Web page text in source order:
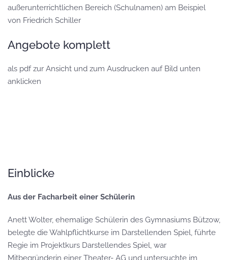
außerunterrichtlichen Bereich (Schulnamen) am Beispiel
von Friedrich Schiller
Angebote komplett
als pdf zur Ansicht und zum Ausdrucken auf Bild unten
anklicken
Einblicke
Aus der Facharbeit einer Schülerin
Anett Wolter, ehemalige Schülerin des Gymnasiums Bützow,
belegte die Wahlpflichtkurse im Darstellenden Spiel, führte
Regie im Projektkurs Darstellendes Spiel, war
Mitbegründerin einer Theater- AG und untersuchte im